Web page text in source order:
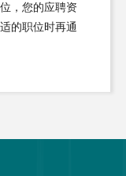
，您的应聘资
的职位时再通